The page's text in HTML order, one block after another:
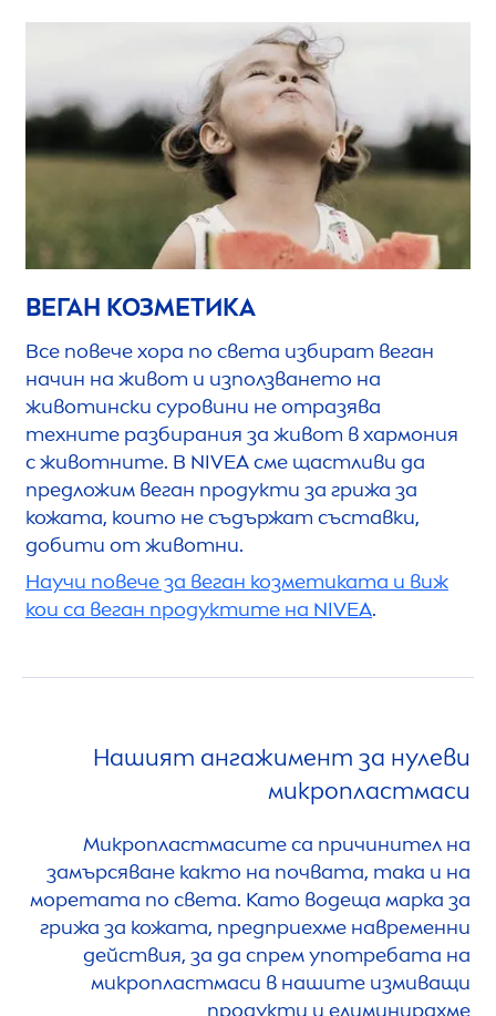
ВЕГАН КОЗМЕТИКА
Все повече хора по света избират веган
начин на живот и използването на
животински суровини не отразява
техните разбирания за живот в хармония
с животните. В NIVEAсме щастливи да
предложим веган продукти за грижа за
кожата, които не съдържат съставки,
добити от животни.
Научи повече за веган козметиката и виж
кои са веган продуктите на NIVEA.
Нашият ангажимент за нулеви
микропластмаси
Микропластмасите са причинител на
замърсяване както на почвата, така и на
моретата по света. Като водеща марка за
грижа за кожата, предприехме навременни
действия, за да спрем употребата на
микропластмаси в нашите измиващи
продукти и елиминирахме